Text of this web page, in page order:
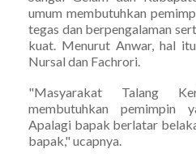
umum membutuhkan
tegas dan berpengalaman
kuat. Menurut Anwar, hal
Nursal dan Fachrori.
"Masyarakat Talang
membutuhkan pemimpin
Apalagi bapak berlatar
bapak," ucapnya.